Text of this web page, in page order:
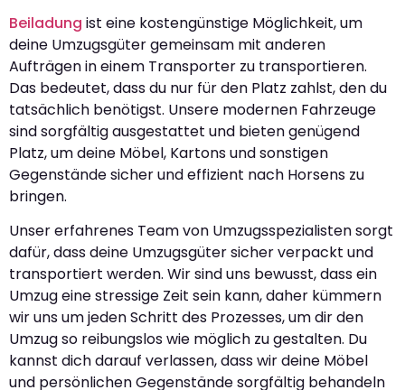
Beiladung ist eine kostengünstige Möglichkeit, um
deine Umzugsgüter gemeinsam mit anderen
Aufträgen in einem Transporter zu transportieren.
Das bedeutet, dass du nur für den Platz zahlst, den du
tatsächlich benötigst. Unsere modernen Fahrzeuge
sind sorgfältig ausgestattet und bieten genügend
Platz, um deine Möbel, Kartons und sonstigen
Gegenstände sicher und effizient nach Horsens zu
bringen.
Unser erfahrenes Team von Umzugsspezialisten sorgt
dafür, dass deine Umzugsgüter sicher verpackt und
transportiert werden. Wir sind uns bewusst, dass ein
Umzug eine stressige Zeit sein kann, daher kümmern
wir uns um jeden Schritt des Prozesses, um dir den
Umzug so reibungslos wie möglich zu gestalten. Du
kannst dich darauf verlassen, dass wir deine Möbel
und persönlichen Gegenstände sorgfältig behandeln